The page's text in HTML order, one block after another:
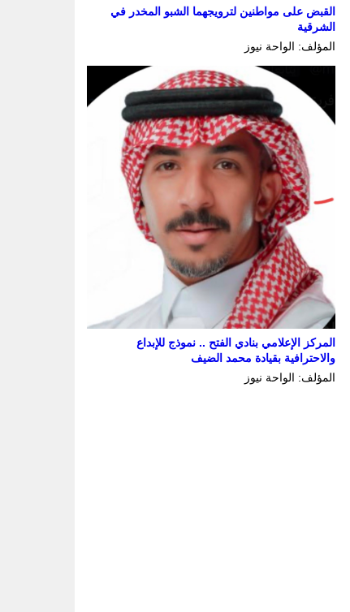
القبض على مواطنين لترويجهما الشبو المخدر في
الشرقية
المؤلف: الواحة نيوز
المركز الإعلامي بنادي الفتح .. نموذج للإبداع
والاحترافية بقيادة محمد الضيف
المؤلف: الواحة نيوز